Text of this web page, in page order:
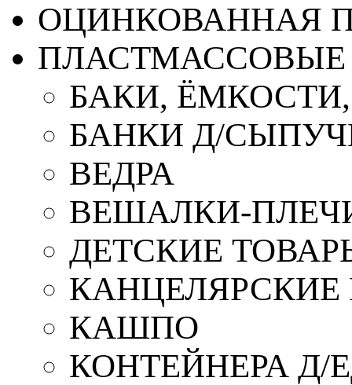
ОЦИНКОВАННАЯ
ПЛАСТМАССОВЫЕ
БАКИ,
БАНКИ Д/
ВЕДРА
ВЕШАЛКИ-
ДЕТСКИЕ
КАШПО
КОНТЕЙНЕРА Д/